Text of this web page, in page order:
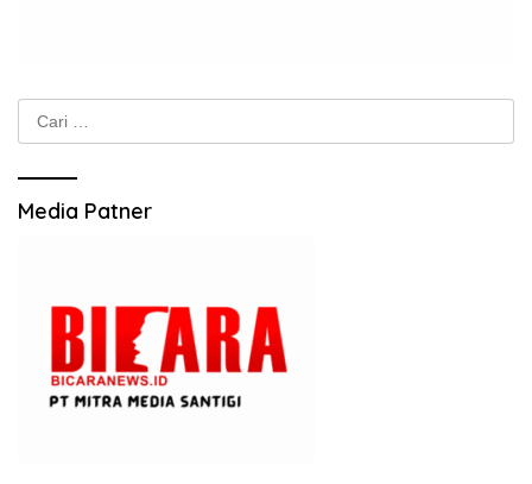
Cari
untuk:
Media Patner